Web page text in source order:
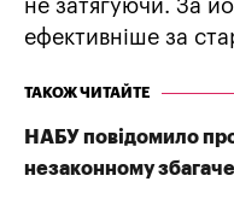
не затягуючи. За
ефективніше за
ТАКОЖ ЧИТАЙТЕ
НАБУ повідомило
незаконному